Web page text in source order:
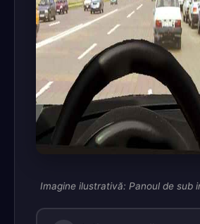
Imagine ilustrativă: Panoul de sub